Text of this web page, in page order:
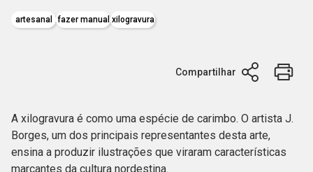
artesanal fazer manual xilogravura
Compartilhar
A xilogravura é como uma espécie de carimbo. O artista J.
Borges, um dos principais representantes desta arte,
ensina a produzir ilustrações que viraram características
marcantes da cultura nordestina.